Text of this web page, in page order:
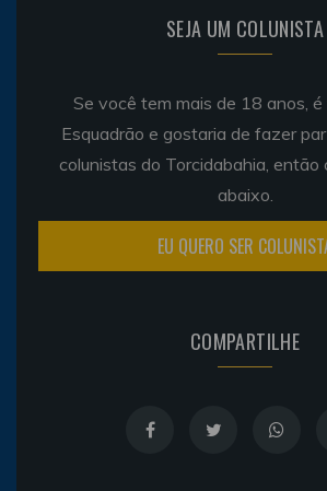
SEJA UM COLUNISTA
Se você tem mais de 18 anos,
Esquadrão e gostaria de fazer
colunistas do Torcidabahia, então
abaixo.
EU QUERO SER
COMPARTILHE